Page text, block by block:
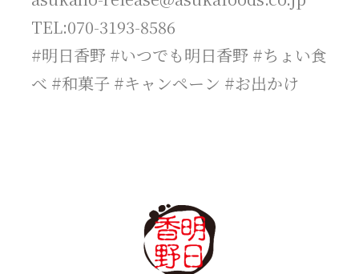
TEL:070-3193-8586
#明日香野 #いつでも明日香野 #ちょい食
べ #和菓子 #キャンペーン #お出かけ